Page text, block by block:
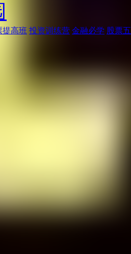
提高班 投资训练营 金融必学 股票